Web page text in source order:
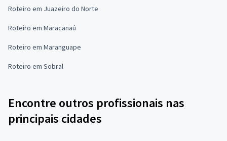
Roteiro em Juazeiro do Norte
Roteiro em Maracanaú
Roteiro em Maranguape
Roteiro em Sobral
Encontre outros profissionais nas
principais cidades